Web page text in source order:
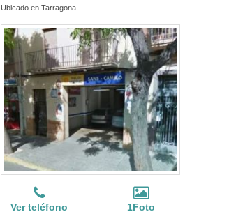
Ubicado en Tarragona
Ver teléfono 1Foto